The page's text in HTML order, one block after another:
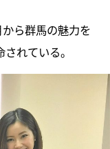
ら群馬の魅力を
れている。